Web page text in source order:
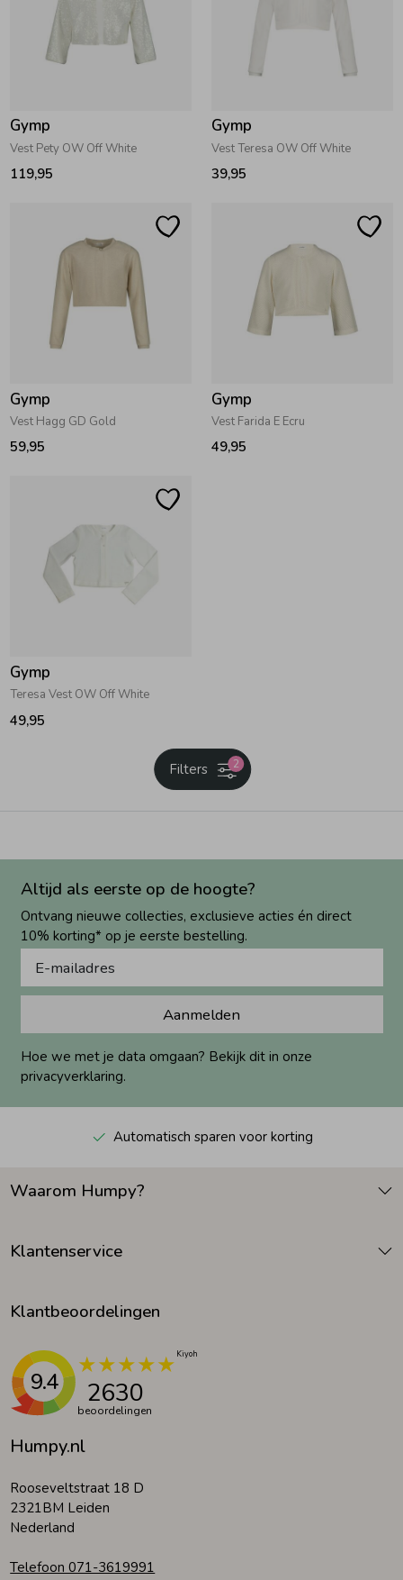
Gymp
Vest Pety OW Off White
119,95
Gymp
Vest Teresa OW Off White
39,95
Gymp
Vest Hagg GD Gold
59,95
Gymp
Vest Farida E Ecru
49,95
Gymp
Teresa Vest OW Off White
49,95
2
Filters
Altijd als eerste op de hoogte?
Ontvang nieuwe collecties, exclusieve acties én direct
10% korting* op je eerste bestelling.
Aanmelden
Hoe we met je data omgaan? Bekijk dit in onze
privacyverklaring.
Automatisch sparen voor korting
Humpy.nl
Rooseveltstraat 18 D
2321BM Leiden
Nederland
Telefoon 071-3619991
Waarom Humpy?
Klantenservice
Klantbeoordelingen
9.4 2630
beoordelingen